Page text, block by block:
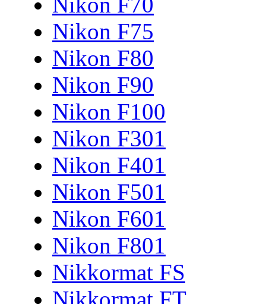
Nikon F75
Nikon F80
Nikon F90
Nikon F100
Nikon F301
Nikon F401
Nikon F501
Nikon F601
Nikon F801
Nikkormat FS
Nikkormat FT